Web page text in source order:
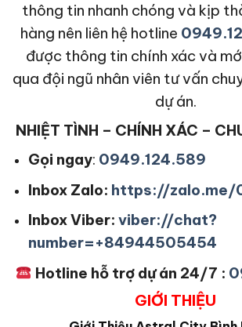
thông tin nhanh chóng và kịp
hàng nên liên hệ hotline
được thông tin chính xác và
qua đội ngũ nhân viên tư vấn
dự án.
NHIỆT TÌNH – CHÍNH XÁC –
Gọi ngay: 0949.124.589
Inbox Zalo: https://zalo.me/
Inbox Viber: viber://chat?
number=+84944505454
Hotline hỗ trợ dự án 24/7 :
GIỚI THIỆU